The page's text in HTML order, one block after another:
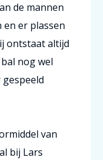
de mannen
er plassen
ontstaat altijd
nog wel
van
bij Lars